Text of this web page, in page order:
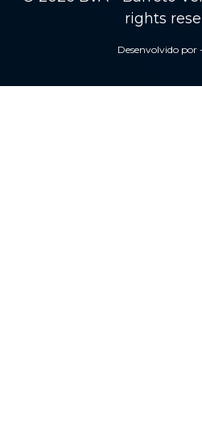
rights
Desenvolvido por